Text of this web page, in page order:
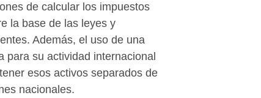
de calcular los impuestos
la base de las leyes y
Además, el uso de una
para su actividad internacional
esos activos separados de
nacionales.